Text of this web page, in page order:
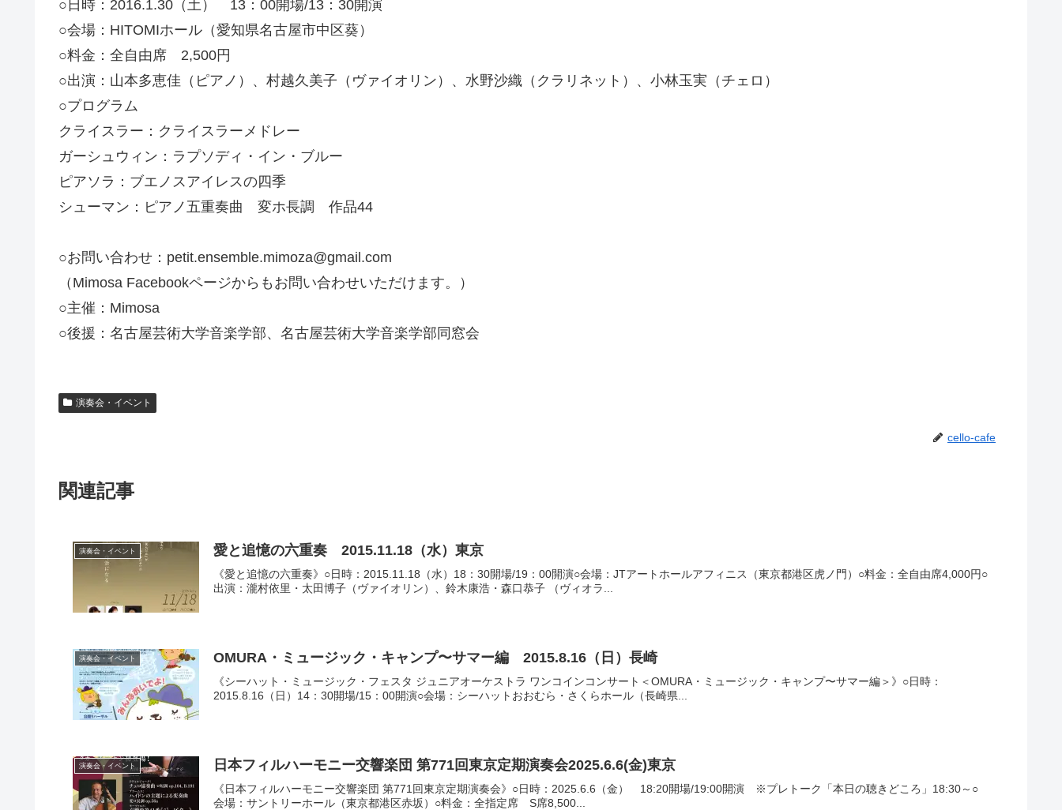
○日時：2016.1.30（土） 13：00開場/13：30開演
○会場：HITOMIホール（愛知県名古屋市中区葵）
○料金：全自由席 2,500円
○出演：山本多恵佳（ピアノ）、村越久美子（ヴァイオリン）、水野沙織（クラリネット）、小林玉実（チェロ）
○プログラム
クライスラー：クライスラーメドレー
ガーシュウィン：ラプソディ・イン・ブルー
ピアソラ：ブエノスアイレスの四季
シューマン：ピアノ五重奏曲 変ホ長調 作品44
○お問い合わせ：petit.ensemble.mimoza@gmail.com
（Mimosa Facebookページからもお問い合わせいただけます。）
○主催：Mimosa
○後援：名古屋芸術大学音楽学部、名古屋芸術大学音楽学部同窓会
演奏会・イベント
cello-cafe
関連記事
演奏会・イベント 愛と追憶の六重奏 2015.11.18（水）東京
《愛と追憶の六重奏》○日時：2015.11.18（水）18：30開場/19：00開演○会場：JTアートホールアフィニス（東京都港区虎ノ門）○料金：全自由席4,000円○
出演：瀧村依里・太田博子（ヴァイオリン）、鈴木康浩・森口恭子 （ヴィオラ...
演奏会・イベント OMURA・ミュージック・キャンプ〜サマー編 2015.8.16（日）長崎
《シーハット・ミュージック・フェスタ ジュニアオーケストラ ワンコインコンサート＜OMURA・ミュージック・キャンプ〜サマー編＞》○日時：
2015.8.16（日）14：30開場/15：00開演○会場：シーハットおおむら・さくらホール（長崎県...
演奏会・イベント 日本フィルハーモニー交響楽団 第771回東京定期演奏会2025.6.6(金)東京
《日本フィルハーモニー交響楽団 第771回東京定期演奏会》○日時：2025.6.6（金） 18:20開場/19:00開演 ※プレトーク「本日の聴きどころ」18:30～○
会場：サントリーホール（東京都港区赤坂）○料金：全指定席 S席8,500...